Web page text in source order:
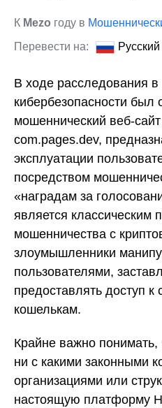
К Mezo году в
Перевести на:
Русский
В ходе расследования
кибербезопасности был
мошеннический веб-
com.pages.dev,
эксплуатации
посредством
«наградам за
является классическим
мошенничества с
злоумышленники
пользователями,
предоставлять доступ
кошелькам.
Крайне важно понимать,
ни с какими законными
организациями или
настоящую платформу